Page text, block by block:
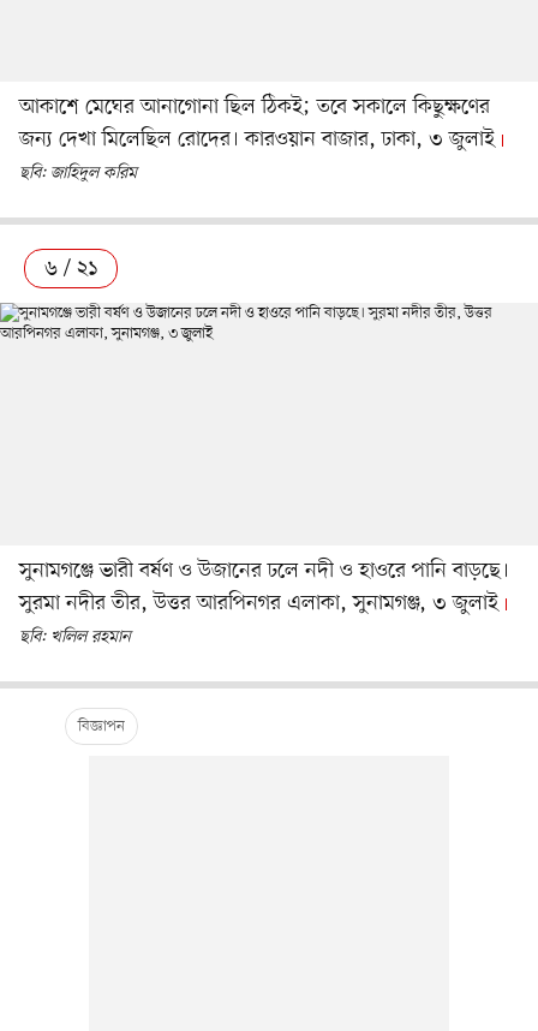
আকাশে মেঘের আনাগোনা ছিল ঠিকই; তবে সকালে কিছুক্ষণের
জন্য দেখা মিলেছিল রোদের। কারওয়ান বাজার, ঢাকা, ৩ জুলাই
ছবি: জাহিদুল করিম
৬ / ২১
সুনামগঞ্জে ভারী বর্ষণ ও উজানের ঢলে নদী ও হাওরে পানি বাড়ছে।
সুরমা নদীর তীর, উত্তর আরপিনগর এলাকা, সুনামগঞ্জ, ৩ জুলাই
ছবি: খলিল রহমান